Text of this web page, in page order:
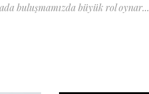
buluşmamızda büyük rol oynar...